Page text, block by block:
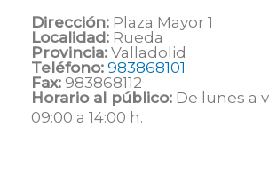
Dirección: Plaza Mayor 1
Localidad: Rueda
Provincia: Valladolid
Teléfono: 983868101
Fax: 983868112
Horario al público: De lunes a
09:00 a 14:00 h.